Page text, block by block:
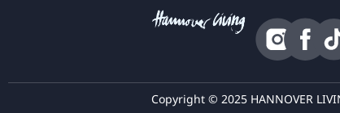
Copyright © 2025 HANNOVER